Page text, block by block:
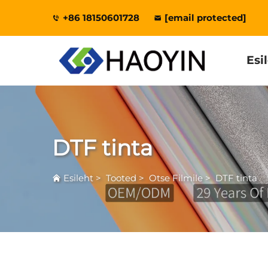
+86 18150601728 [email protected]
DTF tinta
Esileht > Tooted> Otse Filmile>DTF tinta